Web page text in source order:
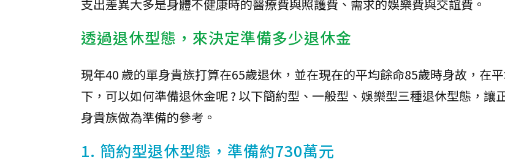
支出差異大多是身體不健康時的醫療費與照護費、需求的娛樂費與交誼費。
透過退休型態，來決定準備多少退休金
現年40 歲的單身貴族打算在65歲退休，並在現在的平均餘命85歲時身故，在
下，可以如何準備退休金呢 ? 以下簡約型、一般型、娛樂型三種退休型態，讓
身貴族做為準備的參考。
1. 簡約型退休型態，準備約730萬元